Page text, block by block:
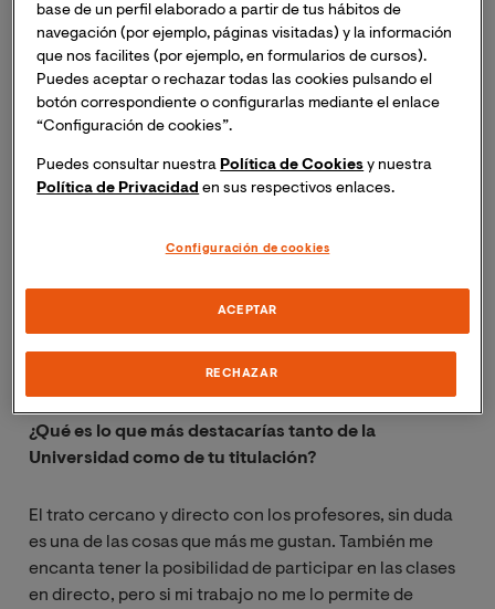
Mi experiencia en VIU está siendo muy positiva, he
conseguido adaptar mis estudios a mi carrera
profesional sin descuidar ninguna de las dos cosas.
¿Cómo piensas aplicar tu formación en tu entorno
laboral/social?
Empecé esta carrera con el único fin de enriquecerme
que creo que podré exprimir más en un futuro cuando
¿Qué es lo que más destacarías tanto de la
Universidad como de tu titulación?
El trato cercano y directo con los profesores, sin duda
es una de las cosas que más me gustan. También me
encanta tener la posibilidad de participar en las clases
en directo, pero si mi trabajo no me lo permite de
base de un perfil elaborado a partir de tus hábitos de
navegación (por ejemplo, páginas visitadas) y la información
que nos facilites (por ejemplo, en formularios de cursos).
Puedes aceptar o rechazar todas las cookies pulsando el
botón correspondiente o configurarlas mediante el enlace
“Configuración de cookies”.
Puedes consultar nuestra Política de Cookies y nuestra
Política de Privacidad en sus respectivos enlaces.
Configuración de cookies
RECHAZAR
ACEPTAR